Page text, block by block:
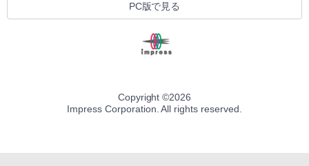
PC版で見る
Copyright ©2026
Impress Corporation. All rights reserved.